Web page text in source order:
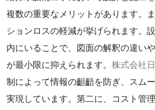
複数の重要なメリットがあります。
ションロスの軽減が挙げられます。
内にいることで、図面の解釈の違い
が最小限に抑えられます。株式会社
制によって情報の齟齬を防ぎ、スム
実現しています。第二に、コスト管